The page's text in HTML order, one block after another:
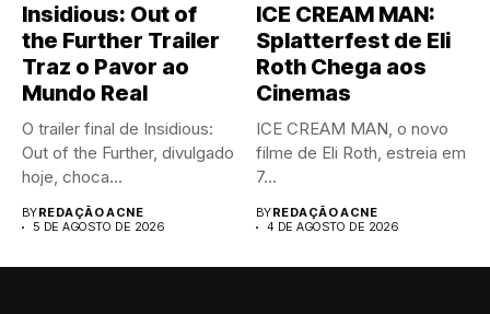
Insidious: Out of
the Further Trailer
Traz o Pavor ao
Mundo Real
O trailer final de Insidious:
Out of the Further, divulgado
hoje, choca...
BYREDAÇÃO ACNE
5 DE AGOSTO DE 2026
ICE CREAM MAN:
Splatterfest de Eli
Roth Chega aos
Cinemas
ICE CREAM MAN, o novo
filme de Eli Roth, estreia em
7...
BYREDAÇÃO ACNE
4 DE AGOSTO DE 2026